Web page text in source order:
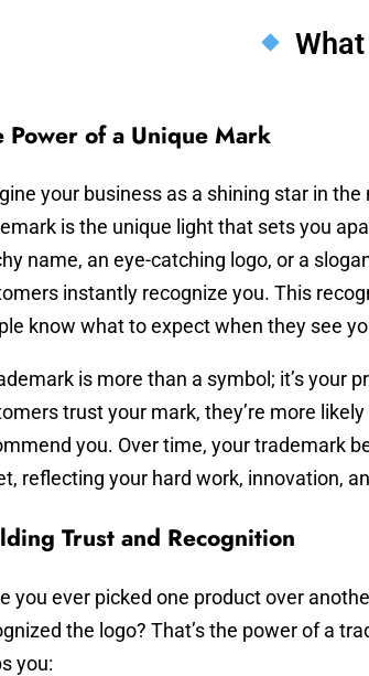
Power of a Unique Mark
your business as a shining star in the
is the unique light that sets you
name, an eye-catching logo, or a
instantly recognize you. This
know what to expect when they see
is more than a symbol; it’s your
trust your mark, they’re more
you. Over time, your trademark
reflecting your hard work, innovation,
Trust and Recognition
you ever picked one product over
the logo? That’s the power of a
you: